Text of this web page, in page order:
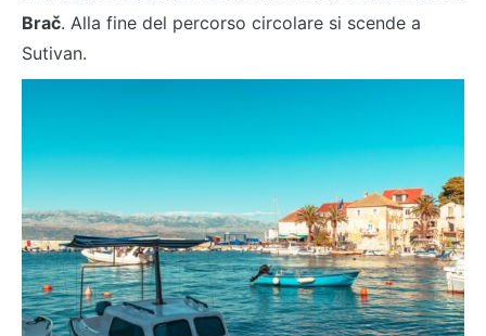
Brač. Alla fine del percorso circolare si scende a
Sutivan.